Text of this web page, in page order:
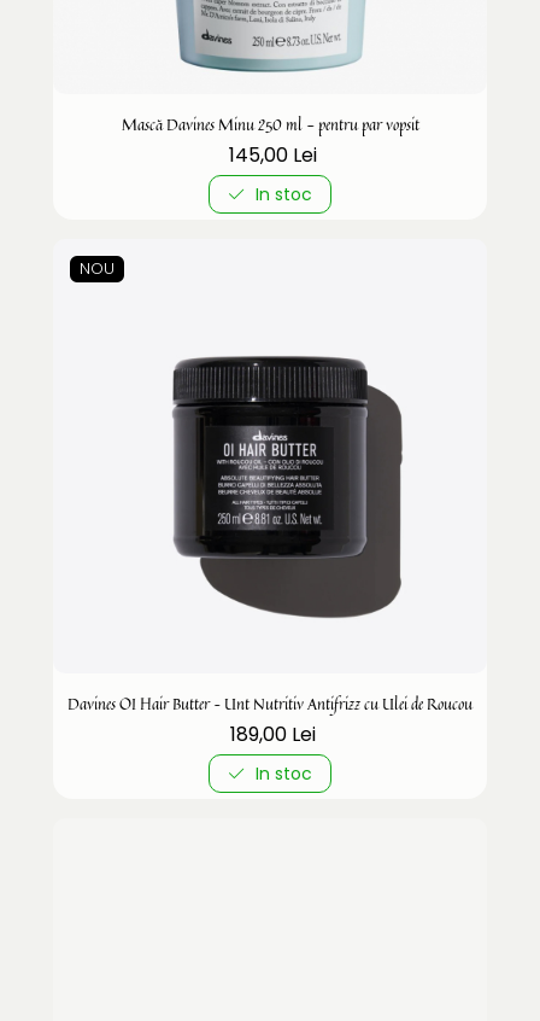
Mască Davines Minu 250 ml - pentru par vopsit
145,00 Lei
In stoc
NOU
Davines OI Hair Butter – Unt Nutritiv Antifrizz cu Ulei de Roucou
189,00 Lei
In stoc